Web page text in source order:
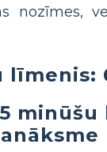
nozīmes,
līmenis:
minūšu